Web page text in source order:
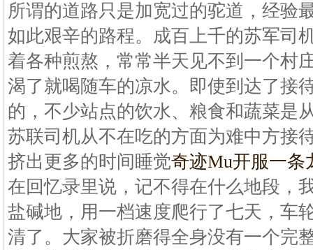
所谓的道路只是加宽过的驼道，经验
如此艰辛的路程。成百上千的苏军司
着各种煎熬，常常半天见不到一个村
渴了就喝随车的凉水。即使到达了接
的，不少站点的饮水、粮食和蔬菜是
苏联司机从不在吃的方面为难中方接
挤出更多的时间睡觉奇迹Mu开服一条
在回忆录里说，记不得在什么地段，
盐碱地，用一档速度爬行了七天，车
清了。大家被折磨得全身没有一个完